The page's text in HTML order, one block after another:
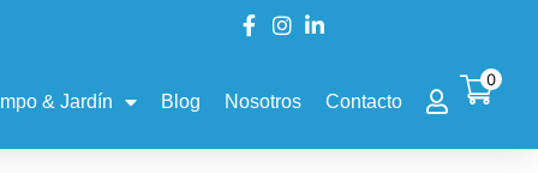
& Jardín Blog Nosotros Contacto
0